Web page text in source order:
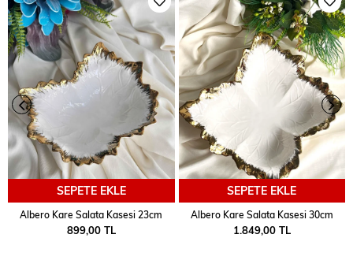
SEPETE EKLE
Albero Kare Salata Kasesi 23cm
899,00 TL
SEPETE EKLE
Albero Kare Salata Kasesi 30cm
1.849,00 TL